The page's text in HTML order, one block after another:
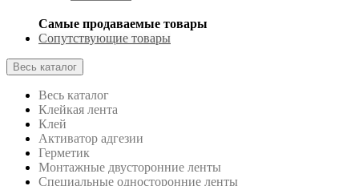
Самые продаваемые товары
Сопутствующие товары
Весь каталог
Весь каталог
Клейкая лента
Клей
Активатор адгезии
Герметик
Монтажные двусторонние ленты
Специальные односторонние ленты